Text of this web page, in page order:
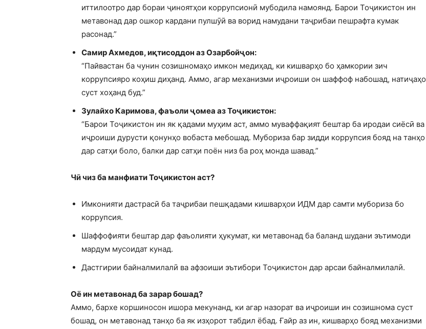
иттилоотро дар бораи ҷиноятҳои коррупсионӣ мубодила намоянд. Барои Тоҷикистон ин
метавонад дар ошкор кардани пулшӯӣ ва ворид намудани таҷрибаи пешрафта кумак
расонад.”
Самир Ахмедов, иқтисоддон аз Озарбойҷон:
“Пайвастан ба чунин созишномаҳо имкон медиҳад, ки кишварҳо бо ҳамкории зич
коррупсияро коҳиш диҳанд. Аммо, агар механизми иҷроиши он шаффоф набошад, натиҷаҳо
суст хоҳанд буд.”
Зулайхо Каримова, фаъоли ҷомеа аз Тоҷикистон:
“Барои Тоҷикистон ин як қадами муҳим аст, аммо муваффақият бештар ба иродаи сиёсӣ ва
иҷроиши дурусти қонунҳо вобаста мебошад. Мубориза бар зидди коррупсия бояд на танҳо
дар сатҳи боло, балки дар сатҳи поён низ ба роҳ монда шавад.”
Чӣ чиз ба манфиати Тоҷикистон аст?
Имконияти дастрасӣ ба таҷрибаи пешқадами кишварҳои ИДМ дар самти мубориза бо
коррупсия.
Шаффофияти бештар дар фаъолияти ҳукумат, ки метавонад ба баланд шудани эътимоди
мардум мусоидат кунад.
Дастгирии байналмилалӣ ва афзоиши эътибори Тоҷикистон дар арсаи байналмилалӣ.
Оё ин метавонад ба зарар бошад?
Аммо, бархе коршиносон ишора мекунанд, ки агар назорат ва иҷроиши ин созишнома суст
бошад, он метавонад танҳо ба як изҳорот табдил ёбад. Ғайр аз ин, кишварҳо бояд механизми